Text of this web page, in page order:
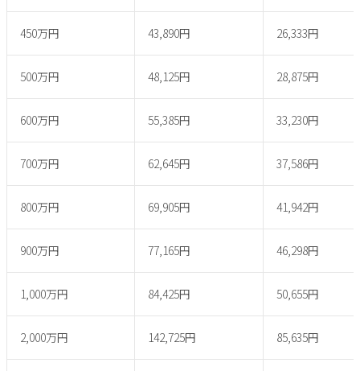
450万円 43,890円 26,333円
500万円 48,125円 28,875円
600万円 55,385円 33,230円
700万円 62,645円 37,586円
800万円 69,905円 41,942円
900万円 77,165円 46,298円
1,000万円 84,425円 50,655円
2,000万円 142,725円 85,635円